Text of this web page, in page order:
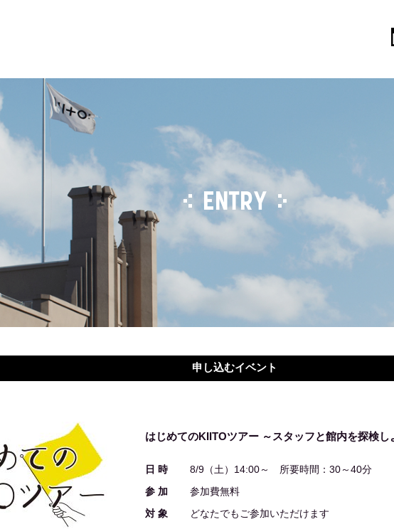
ENTRY
申し込むイベント
はじめてのKIITOツアー ～スタッフと館内を探検し
日 時
8/9（土）14:00～ 所要時間：30～40分
参 加
参加費無料
対 象
どなたでもご参加いただけます